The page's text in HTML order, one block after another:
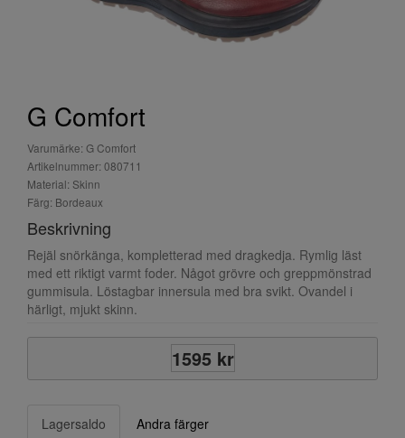
G Comfort
Varumärke: G Comfort
Artikelnummer: 080711
Material: Skinn
Färg: Bordeaux
Beskrivning
Rejäl snörkänga, kompletterad med dragkedja. Rymlig läst
med ett riktigt varmt foder. Något grövre och greppmönstrad
gummisula. Löstagbar innersula med bra svikt. Ovandel i
härligt, mjukt skinn.
1595 kr
Lagersaldo Andra färger